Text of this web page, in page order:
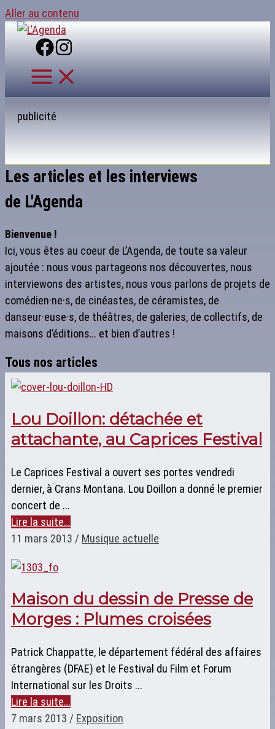
Aller au contenu
publicité
Les articles et les interviews
de L'Agenda
Bienvenue !
Ici, vous êtes au coeur de L’Agenda, de toute sa valeur
ajoutée : nous vous partageons nos découvertes, nous
interviewons des artistes, nous vous parlons de projets de
comédien·ne·s, de cinéastes, de céramistes, de
danseur·euse·s, de théâtres, de galeries, de collectifs, de
maisons d’éditions… et bien d’autres !
Tous nos articles
Lou Doillon: détachée et
attachante, au Caprices Festival
Le Caprices Festival a ouvert ses portes vendredi
dernier, à Crans Montana. Lou Doillon a donné le premier
concert de ...
Lire la suite…
11 mars 2013 / Musique actuelle
Maison du dessin de Presse de
Morges : Plumes croisées
Patrick Chappatte, le département fédéral des affaires
étrangères (DFAE) et le Festival du Film et Forum
International sur les Droits ...
Lire la suite…
7 mars 2013 / Exposition